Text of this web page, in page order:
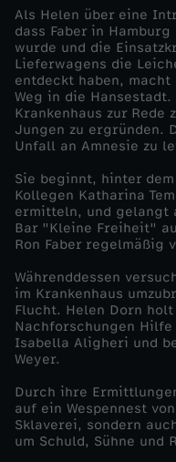
F
r
e
i
h
e
i
t
Als Helen über eine
dass Faber in
wurde und die
Lieferwagens die
entdeckt haben,
Weg in die
Krankenhaus zur Rede
Jungen zu ergründen.
Unfall an Amnesie zu
Sie beginnt, hinter
Kollegen Katharina
ermitteln, und gelangt
Bar "Kleine Freiheit"
Ron Faber regelmäßig
Währenddessen
im Krankenhaus
Flucht. Helen Dorn
Nachforschungen
Isabella Aligheri und
Weyer.
Durch ihre
auf ein Wespennest
Sklaverei, sondern
um Schuld, Sühne und